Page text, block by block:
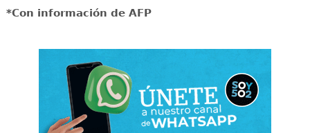
*Con información de AFP